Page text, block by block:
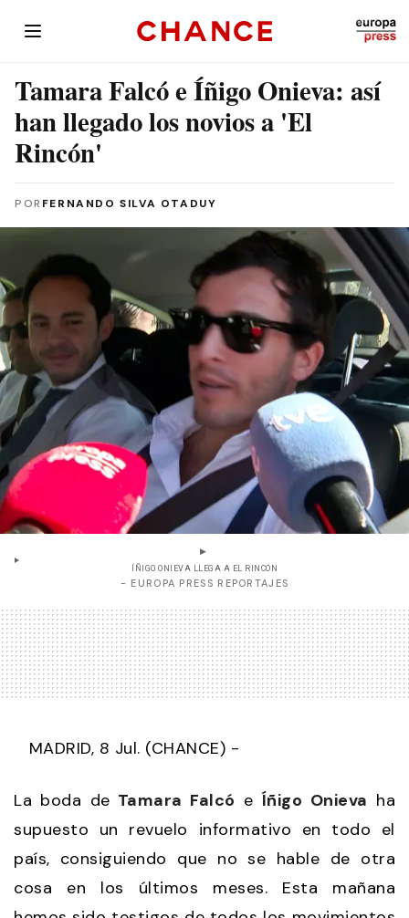
Tamara Falcó e Íñigo Onieva: así
han llegado los novios a 'El
Rincón'
POR FERNANDO SILVA OTADUY
ÍÑIGO ONIEVA LLEGA A EL RINCÓN
- EUROPA PRESS REPORTAJES
MADRID, 8 Jul. (CHANCE) -
La boda de Tamara Falcó e Íñigo Onieva ha
supuesto un revuelo informativo en todo el
país, consiguiendo que no se hable de otra
cosa en los últimos meses. Esta mañana